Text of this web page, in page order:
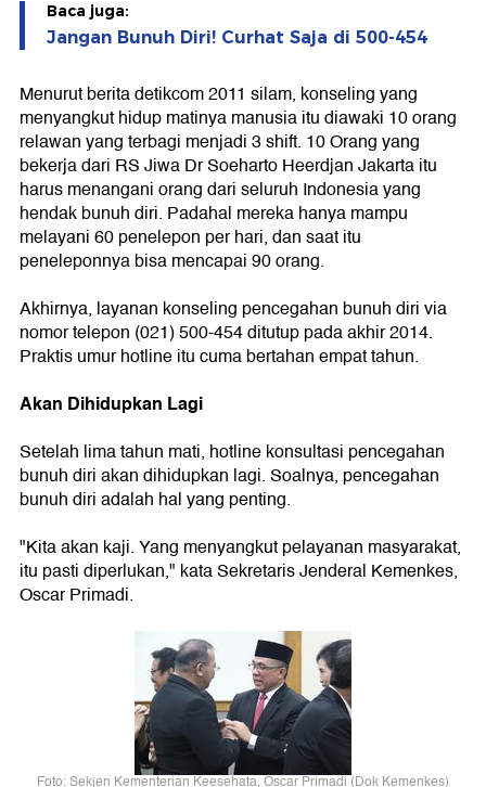
Baca juga:
Jangan Bunuh Diri! Curhat Saja di 500-454
Menurut berita detikcom 2011 silam, konseling yang
menyangkut hidup matinya manusia itu diawaki 10 orang
relawan yang terbagi menjadi 3 shift. 10 Orang yang
bekerja dari RS Jiwa Dr Soeharto Heerdjan Jakarta itu
harus menangani orang dari seluruh Indonesia yang
hendak bunuh diri. Padahal mereka hanya mampu
melayani 60 penelepon per hari, dan saat itu
peneleponnya bisa mencapai 90 orang.
Akhirnya, layanan konseling pencegahan bunuh diri via
nomor telepon (021) 500-454 ditutup pada akhir 2014.
Praktis umur hotline itu cuma bertahan empat tahun.
Akan Dihidupkan Lagi
Setelah lima tahun mati, hotline konsultasi pencegahan
bunuh diri akan dihidupkan lagi. Soalnya, pencegahan
bunuh diri adalah hal yang penting.
"Kita akan kaji. Yang menyangkut pelayanan masyarakat,
itu pasti diperlukan," kata Sekretaris Jenderal Kemenkes,
Oscar Primadi.
Foto: Sekjen Kementerian Keesehata, Oscar Primadi (Dok Kemenkes)